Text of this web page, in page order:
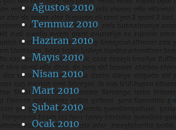
Ağustos 2010
Temmuz 2010
Haziran 2010
Mayıs 2010
Nisan 2010
Mart 2010
Şubat 2010
Ocak 2010